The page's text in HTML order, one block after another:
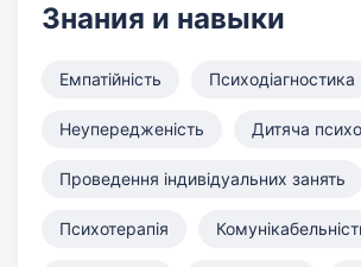
Знания и навыки
Емпатійність Психодіагностика
Неупередженість Дитяча
Проведення індивідуальних занять
Психотерапія